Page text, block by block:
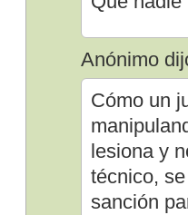
Anónimo
Cómo un
lesiona y
técnico,
sanción